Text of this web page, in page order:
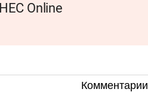
Online
Комментарии